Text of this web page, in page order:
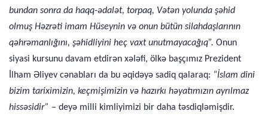
bundan sonra da haqq-ədalət, torpaq, Vətən yolunda şəhid
olmuş Həzrəti imam Hüseynin və onun bütün silahdaşlarının
qəhrəmanlığını, şəhidliyini heç vaxt unutmayacağıq”. Onun
siyasi kursunu davam etdirən xələfi, ölkə başçımız Prezident
İlham Əliyev cənabları da bu əqidəyə sadiq qalaraq: “İslam dini
bizim tariximizin, keçmişimizin və hazırkı həyatımızın ayrılmaz
hissəsidir” – deyə milli kimliyimizi bir daha təsdiqləmişdir.